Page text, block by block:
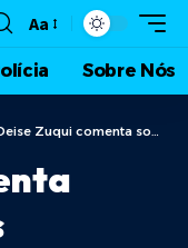
Aa
Sobre Nós
Zuqui comenta sobre a volta das scrunchies